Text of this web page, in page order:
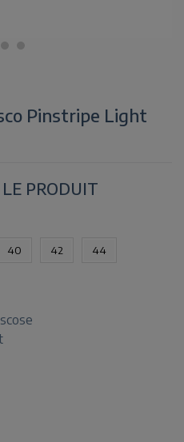
Pinstripe Light
PRODUIT
40 42 44